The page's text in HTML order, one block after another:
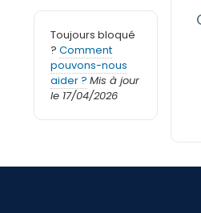
Toujours bloqué
? Comment
pouvons-nous
aider ? Mis à jour
le 17/04/2026